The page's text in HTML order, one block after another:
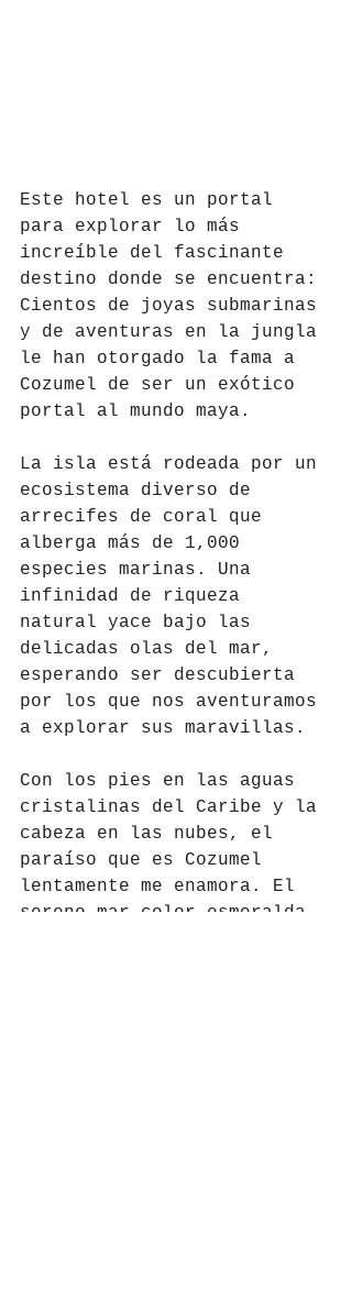
Este hotel es un portal
para explorar lo más
increíble del fascinante
destino donde se encuentra:
Cientos de joyas submarinas
y de aventuras en la jungla
le han otorgado la fama a
Cozumel de ser un exótico
portal al mundo maya.
La isla está rodeada por un
ecosistema diverso de
arrecifes de coral que
alberga más de 1,000
especies marinas. Una
infinidad de riqueza
natural yace bajo las
delicadas olas del mar,
esperando ser descubierta
por los que nos aventuramos
a explorar sus maravillas.
Con los pies en las aguas
cristalinas del Caribe y la
cabeza en las nubes, el
paraíso que es Cozumel
lentamente me enamora. El
sereno mar color esmeralda